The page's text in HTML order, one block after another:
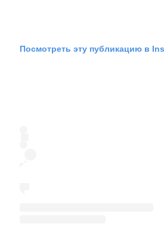
Посмотреть эту публикацию в